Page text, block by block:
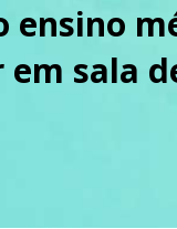
ensino
sala